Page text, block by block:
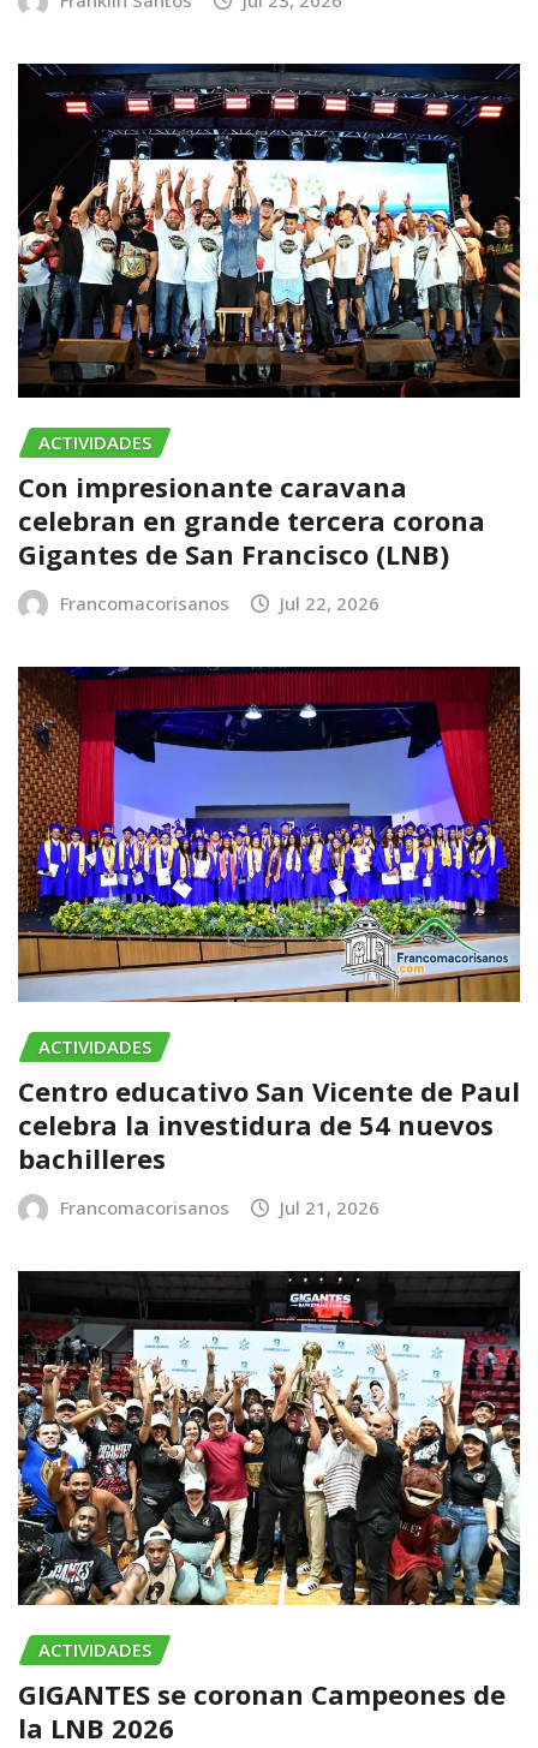
ACTIVIDADES
Con impresionante caravana
celebran en grande tercera corona
Gigantes de San Francisco (LNB)
Francomacorisanos Jul 22, 2026
ACTIVIDADES
Centro educativo San Vicente de Paul
celebra la investidura de 54 nuevos
bachilleres
Francomacorisanos Jul 21, 2026
ACTIVIDADES
GIGANTES se coronan Campeones de
la LNB 2026